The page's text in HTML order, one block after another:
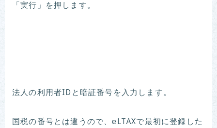
「実行」を押します。
法人の利用者IDと暗証番号を入力します。
国税の番号とは違うので、eLTAXで最初に登録した